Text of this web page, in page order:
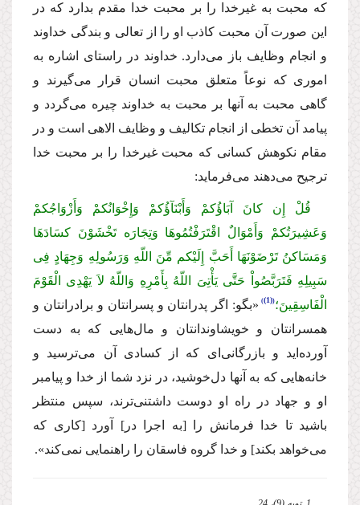
که محبت به غیرخدا را بر محبت خدا مقدم بدارد که در
این صورت آن محبت کاذب او را از تعالی و بندگی خداوند
و انجام وظایف باز می‌دارد. خداوند در راستای اشاره به
اموری که نوعاً متعلق محبت انسان قرار می‌گیرند و
گاهی محبت به آنها بر محبت به خداوند چیره می‌گردد و
پیامد آن تخطی از انجام تکالیف و وظایف الاهی است و در
مقام نکوهش کسانی که محبت غیرخدا را بر محبت خدا
ترجیح می‌دهند می‌فرماید:
قُلْ إِن کانَ آبَاؤُکمْ وَأَبْنَآؤُکمْ وَإِخْوَانُکمْ وَأَزْوَاجُکمْ
وَعَشِیرَتُکمْ وَأَمْوَالٌ اقْتَرَفْتُمُوهَا وَتِجَارَه تَخْشَوْنَ کسَادَهَا
وَمَسَاکنُ تَرْضَوْنَهَا أَحَبَّ إِلَیْکم مِّنَ اللّهِ وَرَسُولِهِ وَجِهَادٍ فِی
سَبِیلِهِ فَتَرَبَّصُواْ حَتَّى یَأْتِیَ اللّهُ بِأَمْرِهِ وَاللّهُ لاَ یَهْدِی الْقَوْمَ
الْفَاسِقِینَ؛ (1)
«بگو: اگر پدرانتان و پسرانتان و برادرانتان و
همسرانتان و خویشاوندانتان و مال‌هایی که به ‌دست
آورده‌اید و بازرگانی‌ای که از کسادی آن می‌ترسید و
خانه‌هایی که به آنها دل‌خوشید، در نزد شما از خدا و پیامبر
او و جهاد در راه او دوست داشتنی‌ترند، سپس منتظر
باشید تا خدا فرمانش را [به اجرا در] آورد [کاری که
می‌خواهد بکند] و خدا گروه فاسقان را راهنمایی نمی‌کند».